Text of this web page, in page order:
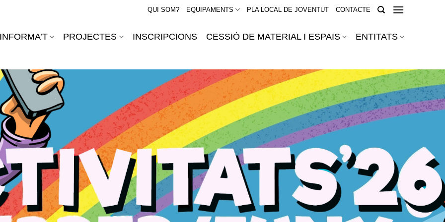
QUI SOM? EQUIPAMENTS PLA LOCAL DE JOVENTUT CONTACTE
INFORMA’T PROJECTES INSCRIPCIONS CESSIÓ DE MATERIAL I ESPAIS ENTITATS